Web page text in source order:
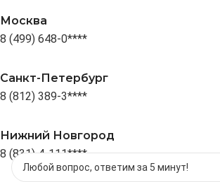
Москва
8 (499) 648-0****
Санкт-Петербург
8 (812) 389-3****
Нижний Новгород
8 (831) 4-111****